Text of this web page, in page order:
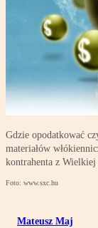
Gdzie opodatkować
materiałów
kontrahenta z
Foto: www.sxc.hu
Mateusz Maj